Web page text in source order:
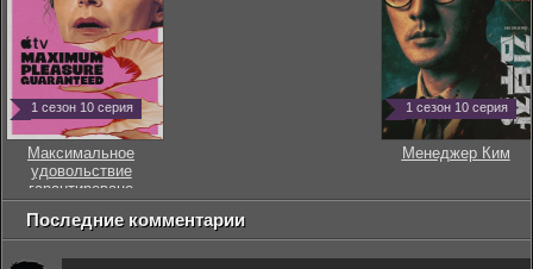
1 сезон 10 серия
Максимальное
удовольствие
гарантировано
1 сезон 10 серия
Менеджер Ким
Последние комментарии